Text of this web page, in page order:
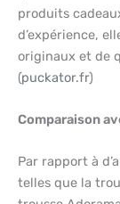
produits
d’expérience,
originaux et de
(puckator.fr)
Comparaison
Par rapport à
telles que la